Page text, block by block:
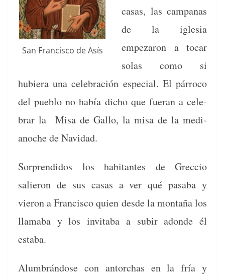
San Fran­cis­co de Asís
casas, las cam­panas
de la igle­sia
empezaron a tocar
solas como si
hubiera una cel­e­bración espe­cial. El pár­ro­co
del pueblo no había dicho que fuer­an a cel­e­
brar la Misa de Gal­lo, la misa de la medi­
anoche de Navidad.
Sor­pren­di­dos los habi­tantes de Grec­cio
salieron de sus casas a ver qué pasa­ba y
vieron a Fran­cis­co quien des­de la mon­taña los
llam­a­ba y los invita­ba a subir adonde él
estaba.
Alum­brán­dose con antor­chas en la fría y